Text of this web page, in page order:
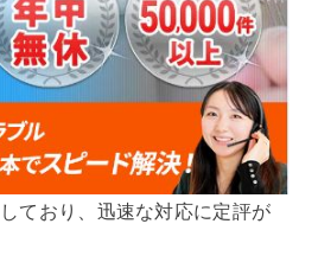
ており、迅速な対応に定評が